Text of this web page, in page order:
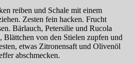
reiben und Schale mit einem
Zesten fein hacken. Frucht
Bärlauch, Petersilie und Rucola
Blättchen von den Stielen zupfen und
etwas Zitronensaft und Olivenöl
abschmecken.